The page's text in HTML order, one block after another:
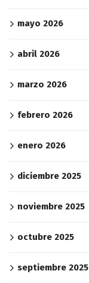
mayo 2026
abril 2026
marzo 2026
febrero 2026
enero 2026
diciembre 2025
noviembre 2025
octubre 2025
septiembre 2025